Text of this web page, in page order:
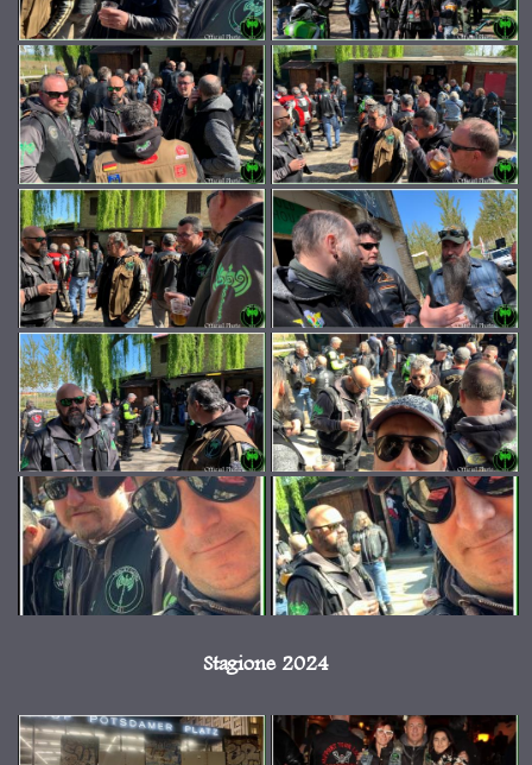
Stagione 2024